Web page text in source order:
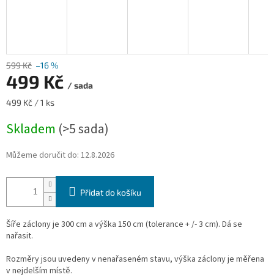
599 Kč –16 %
499 Kč / sada
Měrná
499 Kč / 1 ks
Skladem (>5 sada)
Můžeme doručit do: 12.8.2026
Přidat do košíku
Šíře záclony je 300 cm a výška 150 cm (tolerance + /- 3 cm). Dá se
nařasit.
Rozměry jsou uvedeny v nenařaseném stavu, výška záclony je měřena
v nejdelším místě.